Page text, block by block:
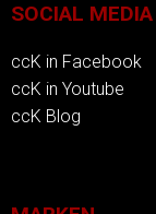
SOCIAL MEDIA
ccK in Facebook
ccK in Youtube
ccK Blog